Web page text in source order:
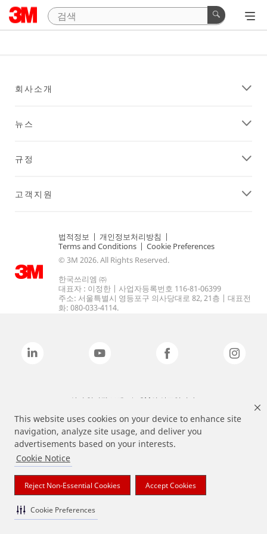
This website uses cookies on your device to enhance site
navigation, analyze site usage, and deliver you
advertisements based on your interests.
Cookie Notice
Reject Non-Essential Cookies Accept Cookies
Cookie Preferences
회사소개
뉴스
규정
고객지원
법적정보 | 개인정보처리방침 |
Terms and Conditions | Cookie Preferences
© 3M 2026. All Rights Reserved.
한국쓰리엠 ㈜
대표자 : 이정한 | 사업자등록번호 116-81-06399
주소: 서울특별시 영등포구 의사당대로 82, 21층 | 대표전
화: 080-033-4114.
상기 열거된 브랜드는 3M의 상표입니다.